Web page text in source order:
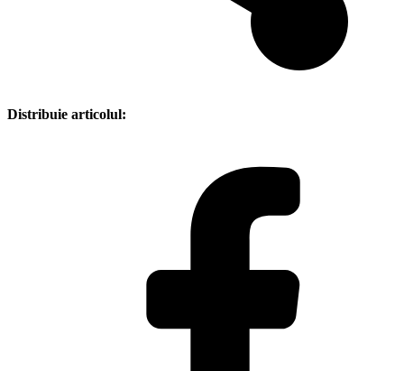
Distribuie articolul: